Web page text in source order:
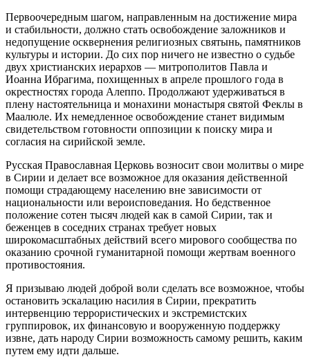
Первоочередным шагом, направленным на достижение мира
и стабильности, должно стать освобождение заложников и
недопущение осквернения религиозных святынь, памятников
культуры и истории. До сих пор ничего не известно о судьбе
двух христианских иерархов — митрополитов Павла и
Иоанна Ибрагима, похищенных в апреле прошлого года в
окрестностях города Алеппо. Продолжают удерживаться в
плену настоятельница и монахини монастыря святой Феклы в
Маалюле. Их немедленное освобождение станет видимым
свидетельством готовности оппозиции к поиску мира и
согласия на сирийской земле.
Русская Православная Церковь возносит свои молитвы о мире
в Сирии и делает все возможное для оказания действенной
помощи страдающему населению вне зависимости от
национальности или вероисповедания. Но бедственное
положение сотен тысяч людей как в самой Сирии, так и
беженцев в соседних странах требует новых
широкомасштабных действий всего мирового сообщества по
оказанию срочной гуманитарной помощи жертвам военного
противостояния.
Я призываю людей доброй воли сделать все возможное, чтобы
остановить эскалацию насилия в Сирии, прекратить
интервенцию террористических и экстремистских
группировок, их финансовую и вооруженную поддержку
извне, дать народу Сирии возможность самому решить, каким
путем ему идти дальше.